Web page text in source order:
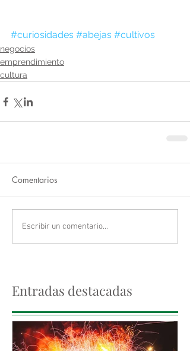
#curiosidades #abejas #cultivos
negocios
emprendimiento
cultura
Comentarios
Escribir un comentario...
Entradas destacadas